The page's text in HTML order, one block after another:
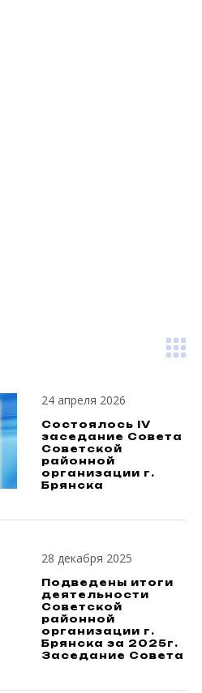
24 апреля 2026
Состоялось IV
заседание Совета
Советской
районной
организации г.
Брянска
28 декабря 2025
Подведены итоги
деятельности
Советской
районной
организации г.
Брянска за 2025г.
Заседание Совета